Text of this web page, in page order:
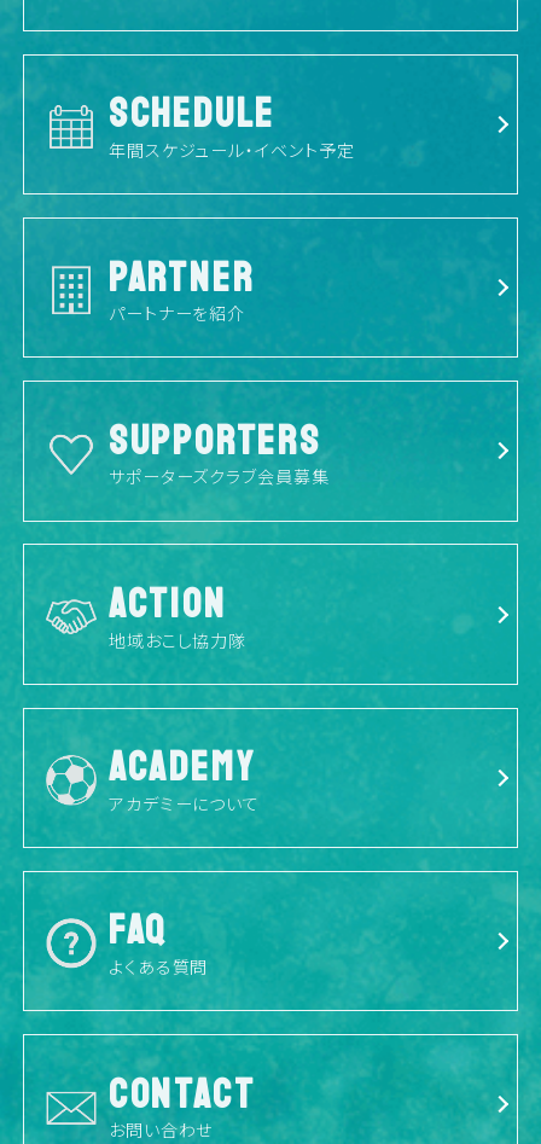
SCHEDULE
年間スケジュール・イベント予定
PARTNER
パートナーを紹介
SUPPORTERS
サポーターズクラブ会員募集
ACTION
地域おこし協力隊
ACADEMY
アカデミーについて
FAQ
よくある質問
CONTACT
お問い合わせ